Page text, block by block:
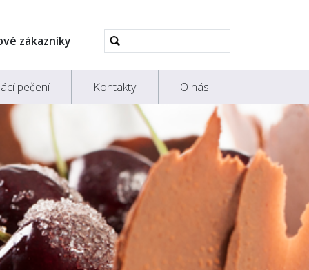
zákazníky
Pokročilé
vyhledávání...
pečení Kontakty O nás